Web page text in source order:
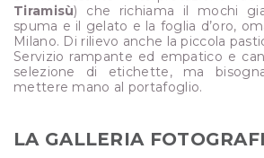
Tiramisù) che richiama il mochi
spuma e il gelato e la foglia d’oro,
Milano. Di rilievo anche la piccola
Servizio rampante ed empatico e
selezione di etichette, ma
mettere mano al portafoglio.
LA GALLERIA